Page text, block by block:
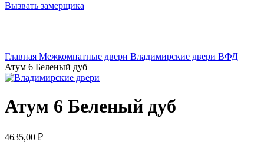
Вызвать замерщика
Главная Межкомнатные двери Владимирские двери ВФД
Атум 6 Беленый дуб
Атум 6 Беленый дуб
4635,00 ₽